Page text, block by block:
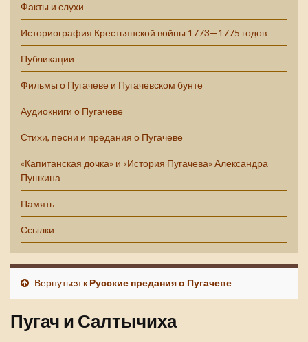
Факты и слухи
Историография Крестьянской войны 1773—1775 годов
Публикации
Фильмы о Пугачеве и Пугачевском бунте
Аудиокниги о Пугачеве
Стихи, песни и предания о Пугачеве
«Капитанская дочка» и «История Пугачева» Александра
Пушкина
Память
Ссылки
Вернуться к Русские предания о Пугачеве
Пугач и Салтычиха